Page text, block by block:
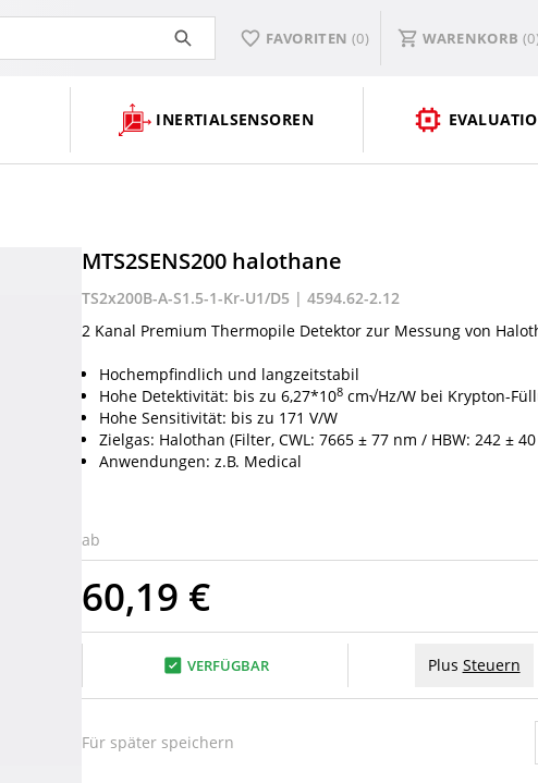
FAVORITEN (0) WARENKORB (0
INERTIALSENSOREN
MTS2SENS200 halothane
TS2x200B-A-S1.5-1-Kr-U1/D5 | 4594.62-2.12
2 Kanal Premium Thermopile Detektor zur Messung von
Hochempfindlich und langzeitstabil
Hohe Detektivität: bis zu 6,27*108 cm√Hz/W bei Krypton-
Hohe Sensitivität: bis zu 171 V/W
Zielgas: Halothan (Filter, CWL: 7665 ± 77 nm / HBW: 242 ±
Anwendungen: z.B. Medical
ab
60,19 €
VERFÜGBAR Plus Steuern
Für später speichern